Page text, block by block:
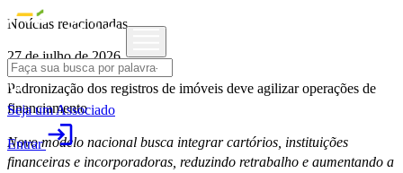
Seja um Associado
Entrarlogin
Notícias relacionadas
27 de julho de 2026
Padronização dos registros de imóveis deve agilizar operações de
financiamento
Novo modelo nacional busca integrar cartórios, instituições
financeiras e incorporadoras, reduzindo retrabalho e aumentando a